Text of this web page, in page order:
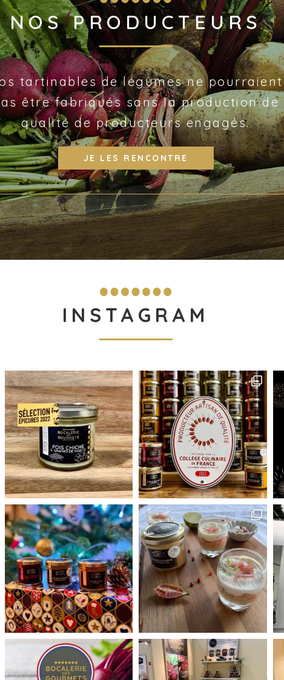
NOS PRODUCTEURS
tartinables de légumes ne pourraient
être fabriqués sans la production de
qualité de producteurs engagés.
JE LES RENCONTRE
INSTAGRAM